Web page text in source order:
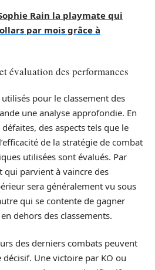
Rain la playmate qui
par mois grâce à
évaluation des performances
pour le classement des
une analyse approfondie. En
des aspects tels que le
de la stratégie de combat
utilisées sont évalués. Par
parvient à vaincre des
sera généralement vu sous
qui se contente de gagner
dehors des classements.
des derniers combats peuvent
Une victoire par KO ou